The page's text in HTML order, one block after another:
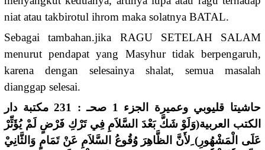
niat atau takbirotul ihrom maka solatnya BATAL.
Sebagai tambahan.jika RAGU SETELAH SALAM
menurut pendapat yang Masyhur tidak berpengaruh,
karena dengan selesainya shalat, semua masalah
dianggap selesai.
حاشيتا قليوبي وعميرة الجزء 1 صحـ : 231 مكتبة دار
الكتب العربية(وَلَوْ شَكَّ بَعْدَ السَّلاَمِ فِي تَرْكِ فَرْضٍ لَمْ يُؤَثِّرْ
عَلَى الْمَشْهُورِ) ِلأَنَّ الظَّاهِرَ وُقُوعُ السَّلاَمِ عَنْ تَمَامٍ وَالثَّانِيْ